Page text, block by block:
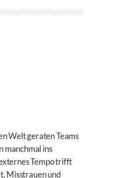
Welt geraten Teams
manchmal ins
Tempo trifft
Misstrauen und